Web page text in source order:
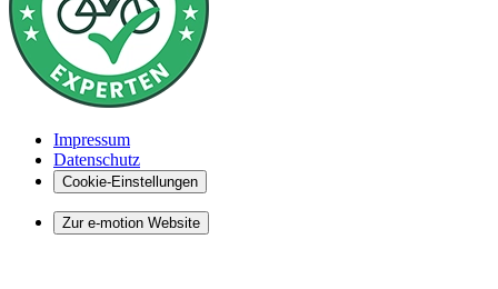
Impressum
Datenschutz
Cookie-Einstellungen
Zur e-motion Website